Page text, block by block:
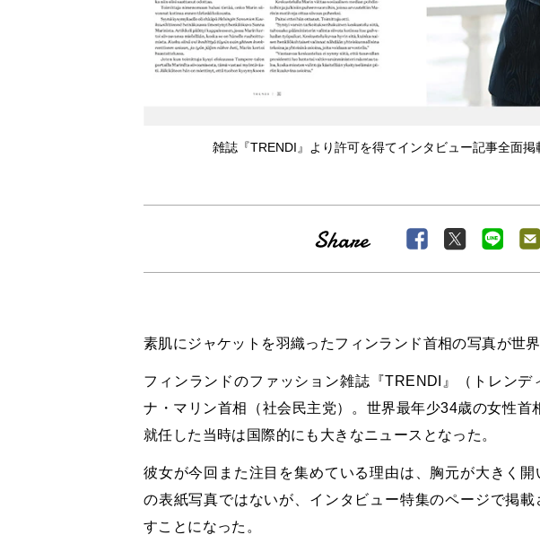
雑誌『TRENDI』より許可を得てインタビュー記事全面
素肌にジャケットを羽織ったフィンランド首相の写真が世
フィンランドのファッション雑誌『TRENDI 』（トレンデ
ナ・マリン首相（社会民主党）。世界最年少34歳の女性首
就任した当時は国際的にも大きなニュースとなった。
彼女が今回また注目を集めている理由は、胸元が大きく
の表紙写真ではないが、インタビュー特集のページで掲
すことになった。